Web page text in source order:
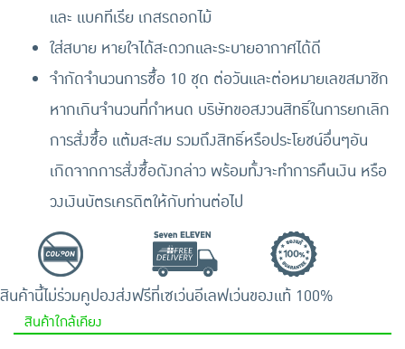
และ แบคทีเรีย เกสรดอกไม้
ใส่สบาย หายใจได้สะดวกและระบายอากาศได้ดี
จำกัดจำนวนการซื้อ 10 ชุด ต่อวันและต่อหมายเลขสมาชิก
หากเกินจำนวนที่กำหนด บริษัทขอสงวนสิทธิ์ในการยกเลิก
การสั่งซื้อ แต้มสะสม รวมถึงสิทธิ์หรือประโยชน์อื่นๆอัน
เกิดจากการสั่งซื้อดังกล่าว พร้อมทั้งจะทำการคืนเงิน หรือ
วงเงินบัตรเครดิตให้กับท่านต่อไป
สินค้านี้ไม่ร่วมคูปองส่งฟรีที่เซเว่นอีเลฟเว่นของแท้ 100%
สินค้าใกล้เคียง